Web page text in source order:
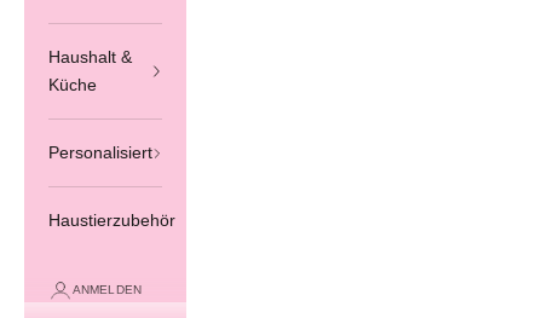
Haushalt &
Küche
Personalisiert
Haustierzubehör
ANMELDEN